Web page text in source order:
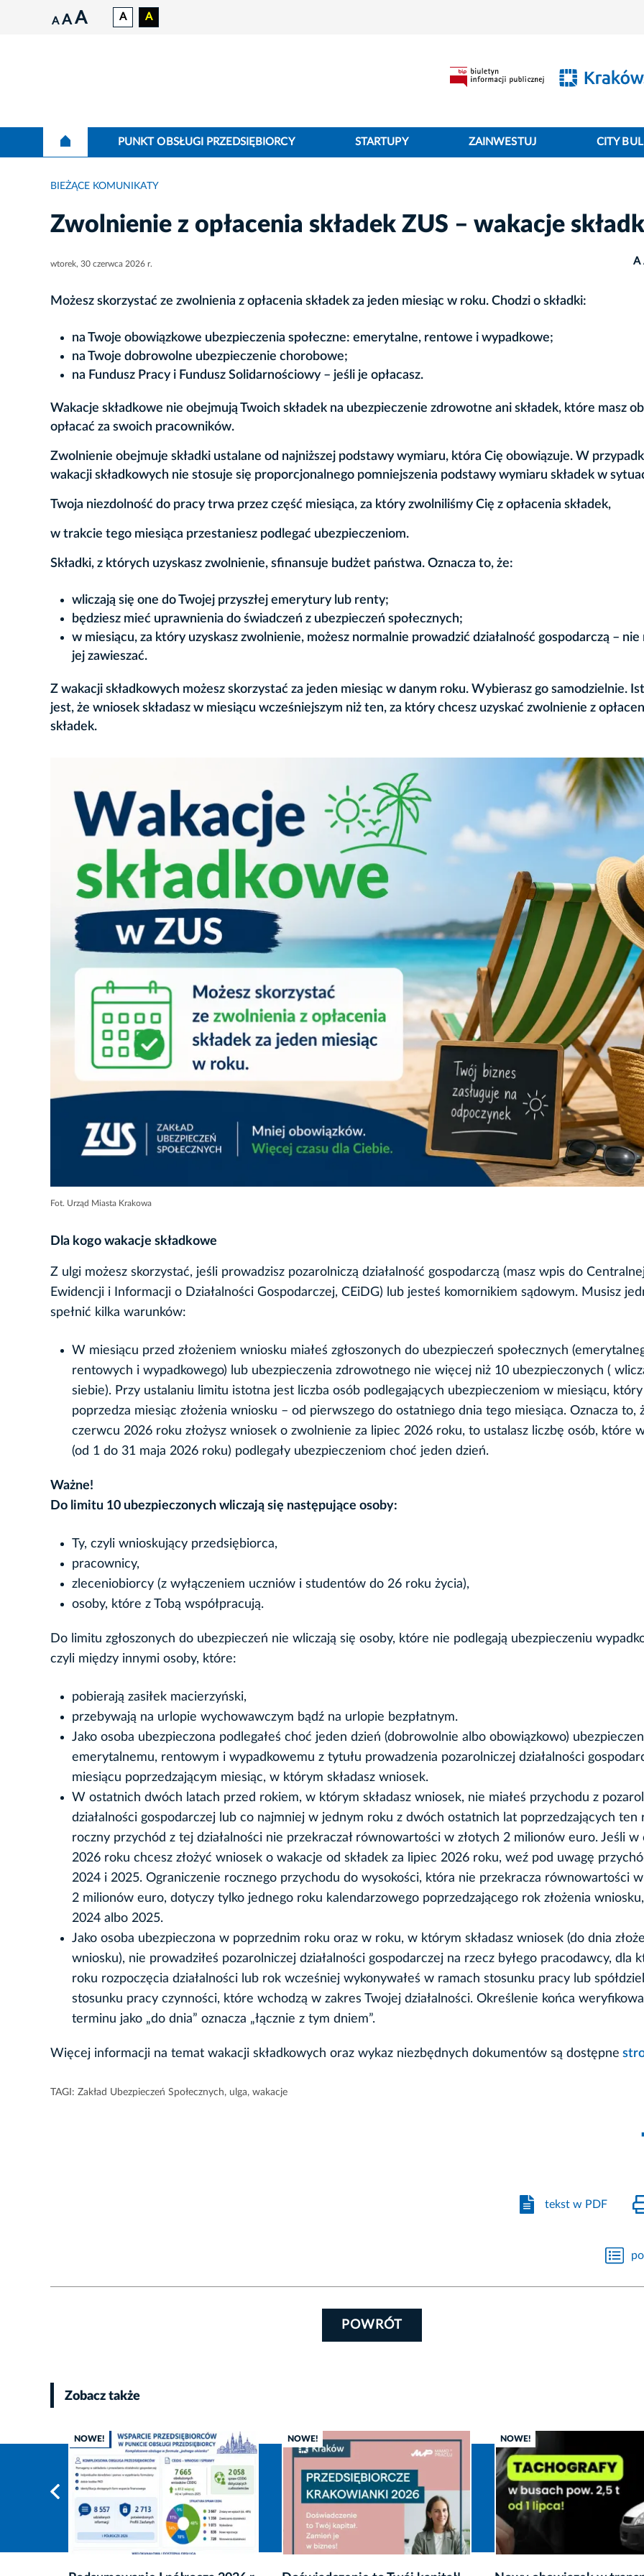
A A A A A
PUNKT OBSŁUGI PRZEDSIĘBIORCY STARTUPY ZAINWESTUJ CITY
BIEŻĄCE KOMUNIKATY
Zwolnienie z opłacenia składek ZUS – wakacje
wtorek, 30 czerwca 2026 r. A
Możesz skorzystać ze zwolnienia z opłacenia składek za jeden miesiąc w roku. Chodzi o składki:
na Twoje obowiązkowe ubezpieczenia społeczne: emerytalne, rentowe i wypadkowe;
na Twoje dobrowolne ubezpieczenie chorobowe;
na Fundusz Pracy i Fundusz Solidarnościowy – jeśli je opłacasz.
Wakacje składkowe nie obejmują Twoich składek na ubezpieczenie zdrowotne ani składek, które masz
opłacać za swoich pracowników.
Zwolnienie obejmuje składki ustalane od najniższej podstawy wymiaru, która Cię obowiązuje. W
wakacji składkowych nie stosuje się proporcjonalnego pomniejszenia podstawy wymiaru składek w
Twoja niezdolność do pracy trwa przez część miesiąca, za który zwolniliśmy Cię z opłacenia składek,
w trakcie tego miesiąca przestaniesz podlegać ubezpieczeniom.
Składki, z których uzyskasz zwolnienie, sfinansuje budżet państwa. Oznacza to, że:
wliczają się one do Twojej przyszłej emerytury lub renty;
będziesz mieć uprawnienia do świadczeń z ubezpieczeń społecznych;
w miesiącu, za który uzyskasz zwolnienie, możesz normalnie prowadzić działalność gospodarczą – nie
jej zawieszać.
Z wakacji składkowych możesz skorzystać za jeden miesiąc w danym roku. Wybierasz go samodzielnie.
jest, że wniosek składasz w miesiącu wcześniejszym niż ten, za który chcesz uzyskać zwolnienie z
składek.
Fot. Urząd Miasta Krakowa
Dla kogo wakacje składkowe
Z ulgi możesz skorzystać, jeśli prowadzisz pozarolniczą działalność gospodarczą (masz wpis do
Ewidencji i Informacji o Działalności Gospodarczej, CEiDG) lub jesteś komornikiem sądowym. Musisz
spełnić kilka warunków:
W miesiącu przed złożeniem wniosku miałeś zgłoszonych do ubezpieczeń społecznych
rentowych i wypadkowego) lub ubezpieczenia zdrowotnego nie więcej niż 10 ubezpieczonych (
siebie). Przy ustalaniu limitu istotna jest liczba osób podlegających ubezpieczeniom w miesiącu, który
poprzedza miesiąc złożenia wniosku – od pierwszego do ostatniego dnia tego miesiąca. Oznacza to,
czerwcu 2026 roku złożysz wniosek o zwolnienie za lipiec 2026 roku, to ustalasz liczbę osób, które
(od 1 do 31 maja 2026 roku) podlegały ubezpieczeniom choć jeden dzień.
Ważne!
Do limitu 10 ubezpieczonych wliczają się następujące osoby:
Ty, czyli wnioskujący przedsiębiorca,
pracownicy,
zleceniobiorcy (z wyłączeniem uczniów i studentów do 26 roku życia),
osoby, które z Tobą współpracują.
Do limitu zgłoszonych do ubezpieczeń nie wliczają się osoby, które nie podlegają ubezpieczeniu
czyli między innymi osoby, które:
pobierają zasiłek macierzyński,
przebywają na urlopie wychowawczym bądź na urlopie bezpłatnym.
Jako osoba ubezpieczona podlegałeś choć jeden dzień (dobrowolnie albo obowiązkowo)
emerytalnemu, rentowym i wypadkowemu z tytułu prowadzenia pozarolniczej działalności
miesiącu poprzedzającym miesiąc, w którym składasz wniosek.
W ostatnich dwóch latach przed rokiem, w którym składasz wniosek, nie miałeś przychodu z
działalności gospodarczej lub co najmniej w jednym roku z dwóch ostatnich lat poprzedzających ten
roczny przychód z tej działalności nie przekraczał równowartości w złotych 2 milionów euro. Jeśli w
2026 roku chcesz złożyć wniosek o wakacje od składek za lipiec 2026 roku, weź pod uwagę
2024 i 2025. Ograniczenie rocznego przychodu do wysokości, która nie przekracza równowartości w
2 milionów euro, dotyczy tylko jednego roku kalendarzowego poprzedzającego rok złożenia
2024 albo 2025.
Jako osoba ubezpieczona w poprzednim roku oraz w roku, w którym składasz wniosek (do dnia
wniosku), nie prowadziłeś pozarolniczej działalności gospodarczej na rzecz byłego pracodawcy, dla
roku rozpoczęcia działalności lub rok wcześniej wykonywałeś w ramach stosunku pracy lub
stosunku pracy czynności, które wchodzą w zakres Twojej działalności. Określenie końca
terminu jako „do dnia” oznacza „łącznie z tym dniem”.
Więcej informacji na temat wakacji składkowych oraz wykaz niezbędnych dokumentów są dostępne
TAGI: Zakład Ubezpieczeń Społecznych, ulga, wakacje
tekst w PDF
POWRÓT
Zobacz także
NOWE! NOWE!